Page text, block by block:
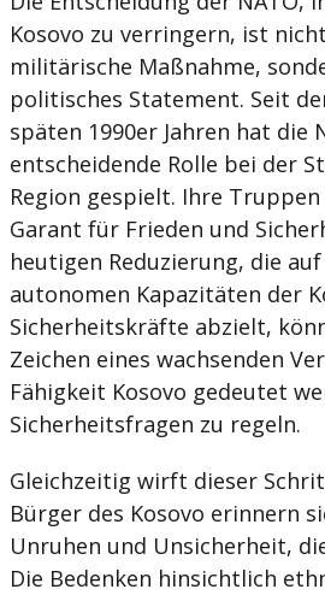
Kosovo zu verringern, ist
militärische Maßnahme,
politisches Statement. Seit
späten 1990er Jahren hat die
entscheidende Rolle bei der
Region gespielt. Ihre
Garant für Frieden und
heutigen Reduzierung, die
autonomen Kapazitäten der
Sicherheitskräfte abzielt,
Zeichen eines wachsenden
Fähigkeit Kosovo gedeutet
Sicherheitsfragen zu regeln.
Gleichzeitig wirft dieser
Bürger des Kosovo erinnern
Unruhen und Unsicherheit,
Die Bedenken hinsichtlich